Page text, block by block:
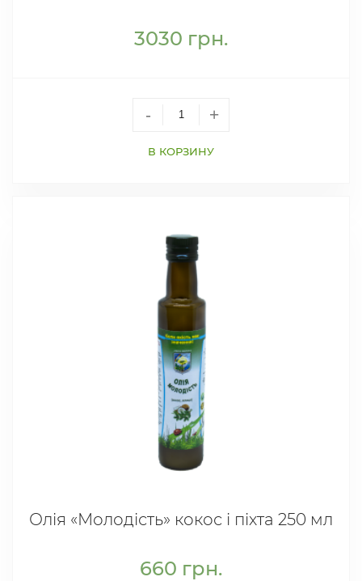
3030 грн.
- +
В КОРЗИНУ
Олія «Молодість» кокос і піхта 250 мл
660 грн.